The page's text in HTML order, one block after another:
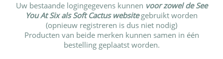
Uw bestaande logingegevens kunnen voor zowel de See
You At Six als Soft Cactus websitegebruikt worden
(opnieuw registreren is dus niet nodig)
Producten van beide merken kunnen samen in één
bestelling geplaatst worden.